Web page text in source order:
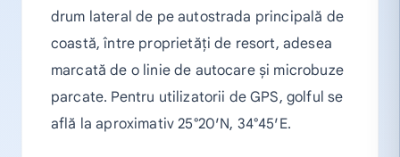
drum lateral de pe autostrada principală de
coastă, între proprietăți de resort, adesea
marcată de o linie de autocare și microbuze
parcate. Pentru utilizatorii de GPS, golful se
află la aproximativ 25°20′N, 34°45′E.